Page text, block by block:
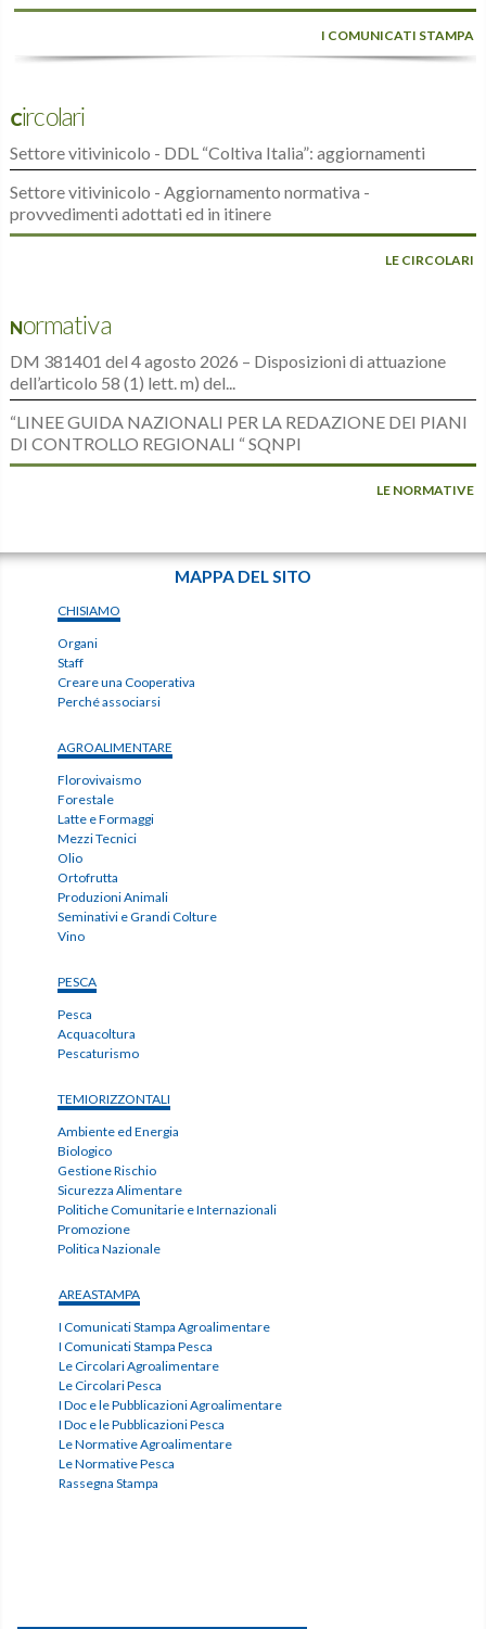
I COMUNICATI STAMPA
Circolari
Settore vitivinicolo - DDL “Coltiva Italia”: aggiornamenti
Settore vitivinicolo - Aggiornamento normativa -
provvedimenti adottati ed in itinere
LE CIRCOLARI
Normativa
DM 381401 del 4 agosto 2026 – Disposizioni di attuazione
dell’articolo 58 (1) lett. m) del...
“LINEE GUIDA NAZIONALI PER LA REDAZIONE DEI PIANI
DI CONTROLLO REGIONALI “ SQNPI
LE NORMATIVE
MAPPA DEL SITO
CHISIAMO
Organi
Staff
Creare una Cooperativa
Perché associarsi
AGROALIMENTARE
Florovivaismo
Forestale
Latte e Formaggi
Mezzi Tecnici
Olio
Ortofrutta
Produzioni Animali
Seminativi e Grandi Colture
Vino
PESCA
Pesca
Acquacoltura
Pescaturismo
TEMIORIZZONTALI
Ambiente ed Energia
Biologico
Gestione Rischio
Sicurezza Alimentare
Politiche Comunitarie e Internazionali
Promozione
Politica Nazionale
AREASTAMPA
I Comunicati Stampa Agroalimentare
I Comunicati Stampa Pesca
Le Circolari Agroalimentare
Le Circolari Pesca
I Doc e le Pubblicazioni Agroalimentare
I Doc e le Pubblicazioni Pesca
Le Normative Agroalimentare
Le Normative Pesca
Rassegna Stampa